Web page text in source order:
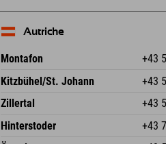
Autriche
Montafon +43
Dorfstr. 127b
6793 Gaschurn/Montafon
Autriche
Kitzbühel/St. Johann +43
Speckbacherstraße 87
Autriche
Zillertal +43
Schmiedau 2
Hinterstoder +43